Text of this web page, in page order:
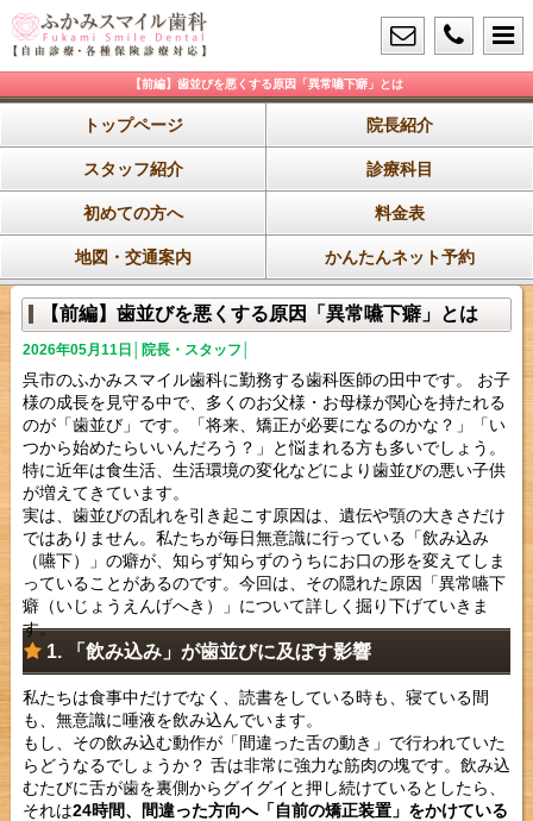
【前編】歯並びを悪くする原因「異常嚥下癖」とは
トップページ 院長紹介
スタッフ紹介 診療科目
初めての方へ 料金表
地図・交通案内 かんたんネット予約
【前編】歯並びを悪くする原因「異常嚥下癖」とは
2026年05月11日│院長・スタッフ│
呉市のふかみスマイル歯科に勤務する歯科医師の田中です。 お子
様の成長を見守る中で、多くのお父様・お母様が関心を持たれる
のが「歯並び」です。「将来、矯正が必要になるのかな？」「い
つから始めたらいいんだろう？」と悩まれる方も多いでしょう。
特に近年は食生活、生活環境の変化などにより歯並びの悪い子供
が増えてきています。
実は、歯並びの乱れを引き起こす原因は、遺伝や顎の大きさだけ
ではありません。私たちが毎日無意識に行っている「飲み込み
（嚥下）」の癖が、知らず知らずのうちにお口の形を変えてしま
っていることがあるのです。今回は、その隠れた原因「異常嚥下
癖（いじょうえんげへき）」について詳しく掘り下げていきま
す。
1. 「飲み込み」が歯並びに及ぼす影響
私たちは食事中だけでなく、読書をしている時も、寝ている間
も、無意識に唾液を飲み込んでいます。
もし、その飲み込む動作が「間違った舌の動き」で行われていた
らどうなるでしょうか？ 舌は非常に強力な筋肉の塊です。飲み込
むたびに舌が歯を裏側からグイグイと押し続けているとしたら、
それは24時間、間違った方向へ「自前の矯正装置」をかけている